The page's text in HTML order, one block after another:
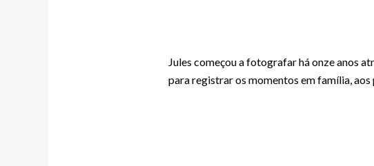
Jules começou a fotografar há onze anos
para registrar os momentos em família,